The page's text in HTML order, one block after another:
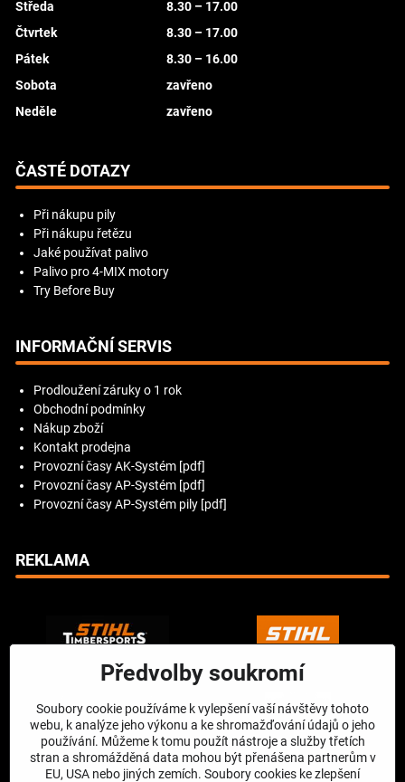
Středa
8.30 – 17.00
Čtvrtek
8.30 – 17.00
Pátek
8.30 – 16.00
Sobota
zavřeno
Neděle
zavřeno
ČASTÉ DOTAZY
Při nákupu pily
Při nákupu řetězu
Jaké používat palivo
Palivo pro 4-MIX motory
Try Before Buy
INFORMAČNÍ SERVIS
Prodloužení záruky o 1 rok
Obchodní podmínky
Nákup zboží
Kontakt prodejna
Provozní časy AK-Systém [pdf]
Provozní časy AP-Systém [pdf]
Provozní časy AP-Systém pily [pdf]
REKLAMA
Předvolby soukromí
Soubory cookie používáme k vylepšení vaší návštěvy tohoto
webu, k analýze jeho výkonu a ke shromažďování údajů o jeho
používání. Můžeme k tomu použít nástroje a služby třetích
stran a shromážděná data mohou být přenášena partnerům v
EU, USA nebo jiných zemích. Soubory cookies ke zlepšení